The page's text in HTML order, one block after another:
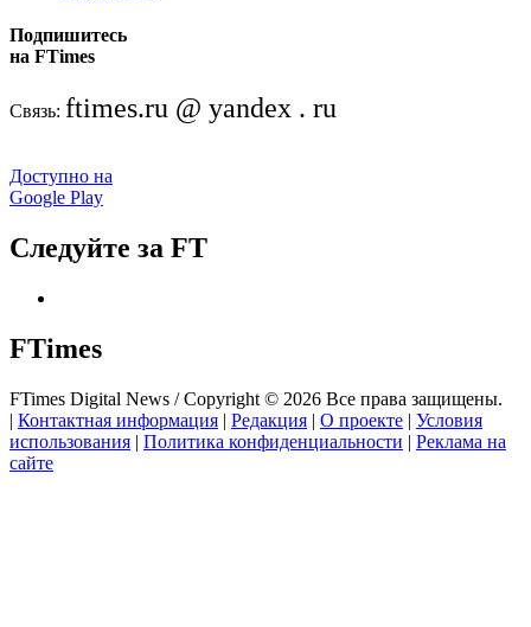
Подпишитесь
на FTimes
Связь: ftimes.ru @ yandex . ru
Доступно на
Google Play
Следуйте за FT
FTimes
FTimes Digital News / Copyright © 2026 Все права защищены.
| Контактная информация | Редакция | О проекте | Условия
использования | Политика конфиденциальности | Реклама на
сайте